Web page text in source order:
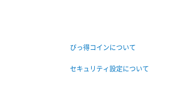
びっ得コインについて
セキュリティ設定について